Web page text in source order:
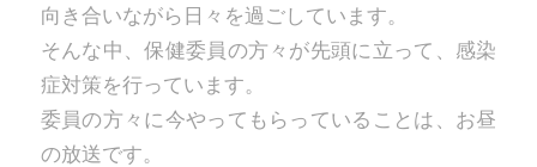
向き合いながら日々を過ごしています。
そんな中、保健委員の方々が先頭に立って、感染
症対策を行っています。
委員の方々に今やってもらっていることは、お昼
の放送です。